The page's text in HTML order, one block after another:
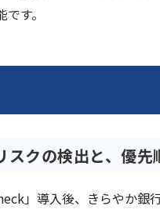
す。
スクの検出と、優
」導入後、きらやか